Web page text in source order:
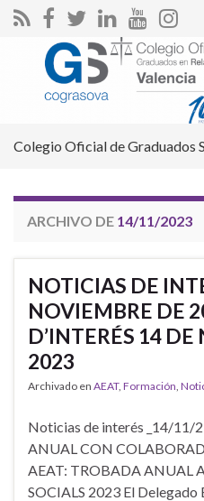
Search for:
Colegio Oficial de Graduados
ARCHIVO DE 14/11/2023
NOTICIAS DE
NOVIEMBRE DE
D’INTERÉS 14
2023
Archivado en AEAT, Formación
Noticias de interés _14/11/
ANUAL CON
AEAT: TROBADA ANUAL
SOCIALS 2023 El Delegado